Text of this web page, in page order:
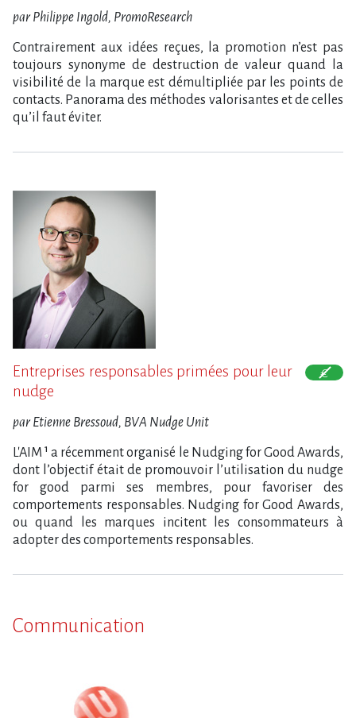
par Philippe Ingold, PromoResearch
Contrairement aux idées reçues, la promotion n’est pas
toujours synonyme de destruction de valeur quand la
visibilité de la marque est démultipliée par les points de
contacts. Panorama des méthodes valorisantes et de celles
qu’il faut éviter.
Entreprises responsables primées pour leur
nudge
par Etienne Bressoud, BVA Nudge Unit
L'AIM ¹ a récemment organisé le Nudging for Good Awards,
dont l’objectif était de promouvoir l’utilisation du nudge
for good parmi ses membres, pour favoriser des
comportements responsables. Nudging for Good Awards,
ou quand les marques incitent les consommateurs à
adopter des comportements responsables.
Communication